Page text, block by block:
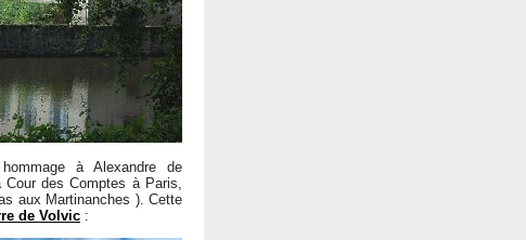
à Alexandre de
Cour des Comptes à Paris,
aux Martinanches ). Cette
de Volvic :